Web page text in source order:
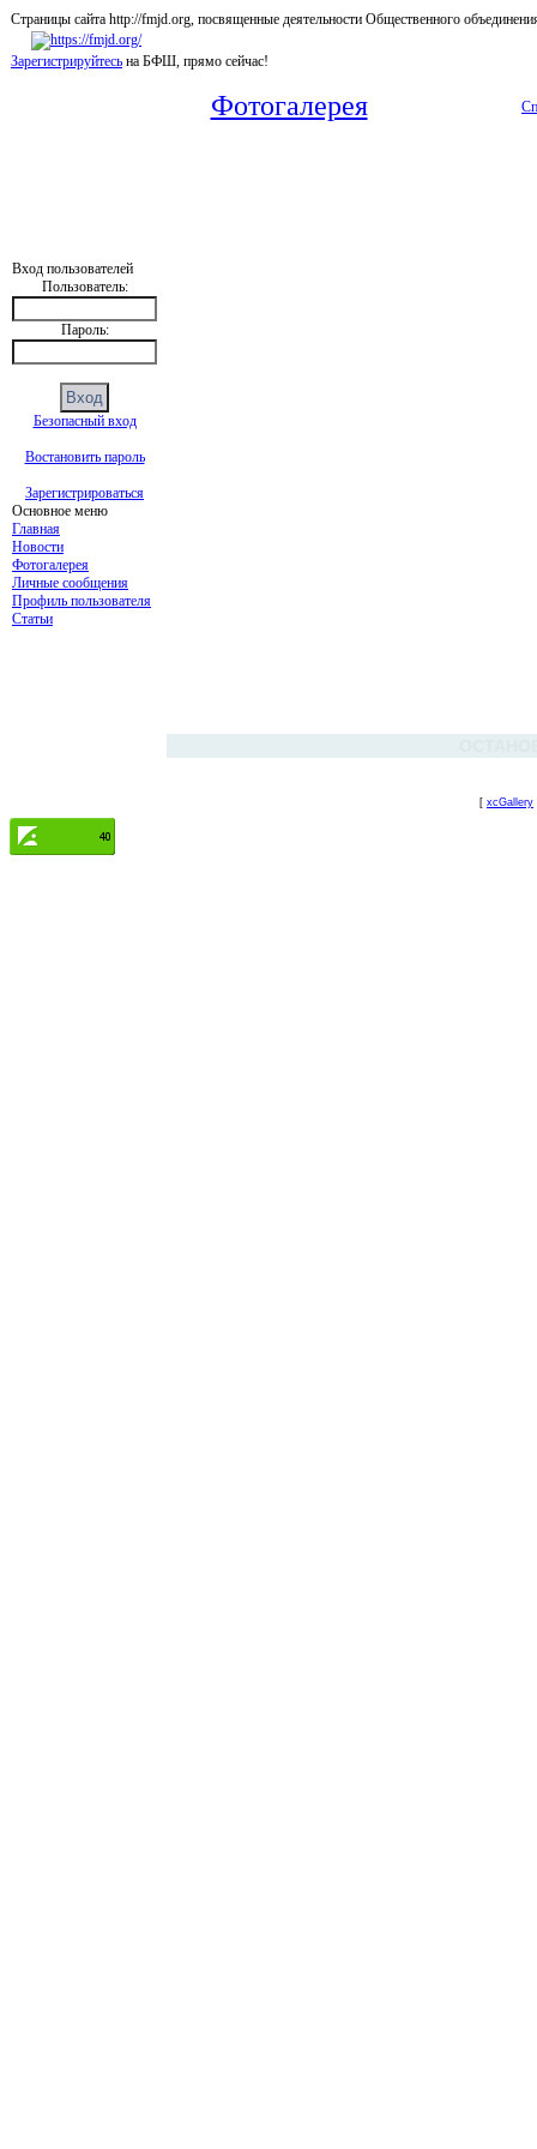
Страницы сайта http://fmjd.org, посвященные деятельности Общественного
Зарегистрируйтесь на БФШ, прямо сейчас!
Вход пользователей
Пользователь:
Пароль:
Безопасный вход
Востановить пароль
Зарегистрироваться
Основное меню
Главная
Новости
Фотогалерея
Личные сообщения
Профиль пользователя
Статьи
Фотогалерея
[ xcGallery